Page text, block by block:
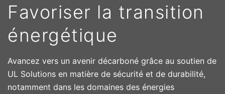
Favoriser la transition
énergétique
Avancez vers un avenir décarboné grâce au soutien de
UL Solutions en matière de sécurité et de durabilité,
notamment dans les domaines des énergies